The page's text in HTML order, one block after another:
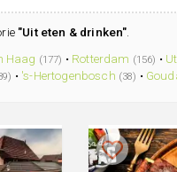
"Uit eten & drinken"
Haag (177) • Rotterdam (156) •
• 's-Hertogenbosch (38) •